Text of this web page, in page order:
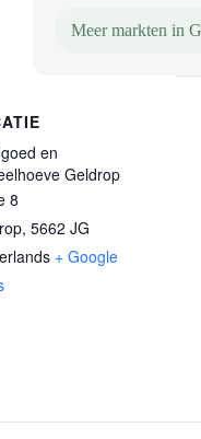
Meer markten in
en
Geldrop
8
, 5662 JG
+ Google